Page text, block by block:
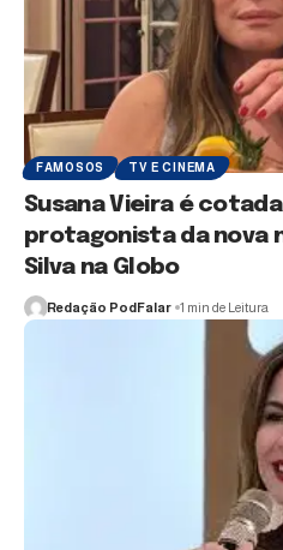
FAMOSOS TV E CINEMA
Susana Vieira é
protagonista da nova
Silva na Globo
Redação PodFalar 1 min de Leitura